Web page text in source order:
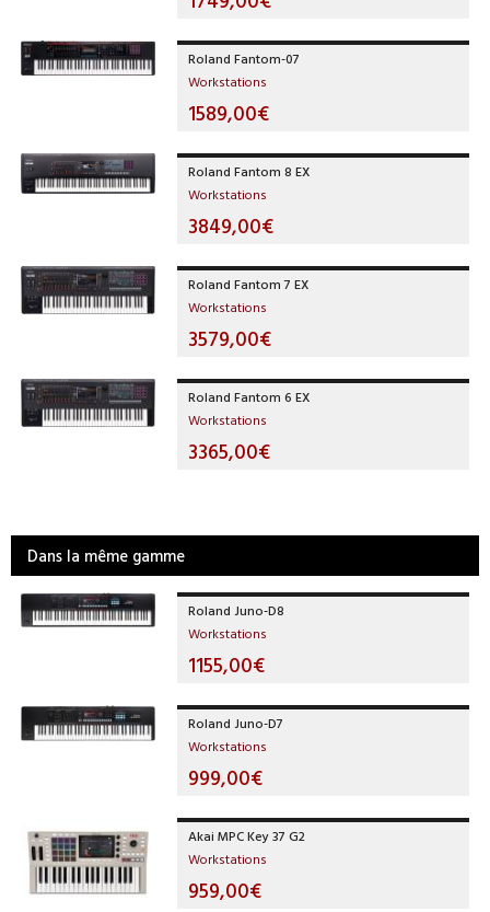
Roland Fantom-07
Workstations
1589,00€
Roland Fantom 8 EX
Workstations
3849,00€
Roland Fantom 7 EX
Workstations
3579,00€
Roland Fantom 6 EX
Workstations
3365,00€
Dans la même gamme
Roland Juno-D8
Workstations
1155,00€
Roland Juno-D7
Workstations
999,00€
Akai MPC Key 37 G2
Workstations
959,00€